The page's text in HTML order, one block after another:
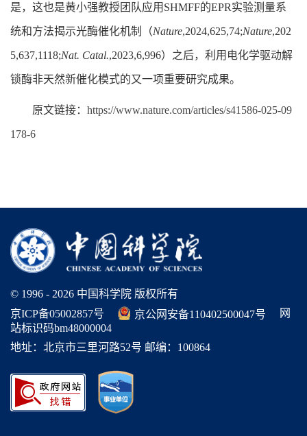
是，这也是黄小强教授团队应用 SHMFF的EPR实验测量系
统和方法揭示光酶催化机制（Nature,2024,625,74;Nature,202
5,637,1118;Nat. Catal.,2023,6,996）之后，利用电化学驱动解
锁酶非天然新催化模式的又一项重要研究成果。
原文链接： https://www.nature.com/articles/s41586-025-09
178-6
© 1996 - 2026 中国科学院 版权所有
京ICP备05002857号
京公网安备110402500047号
网
站标识码bm48000004
地址：北京市三里河路52号 邮编：100864